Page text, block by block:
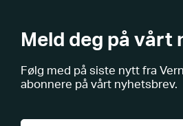
Meld deg på vårt
Følg med på siste nytt fra
abonnere på vårt nyhetsbrev.